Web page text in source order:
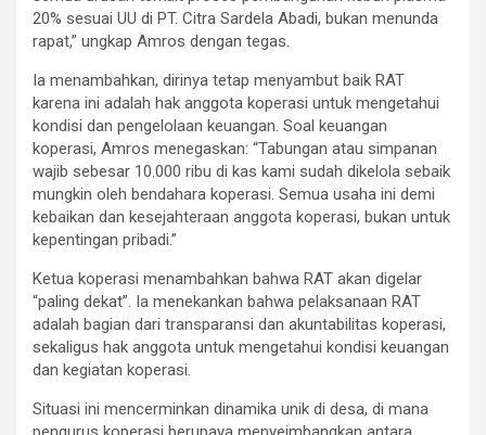
20% sesuai UU di PT. Citra Sardela Abadi, bukan menunda
rapat,” ungkap Amros dengan tegas.
Ia menambahkan, dirinya tetap menyambut baik RAT
karena ini adalah hak anggota koperasi untuk mengetahui
kondisi dan pengelolaan keuangan. Soal keuangan
koperasi, Amros menegaskan: “Tabungan atau simpanan
wajib sebesar 10.000 ribu di kas kami sudah dikelola sebaik
mungkin oleh bendahara koperasi. Semua usaha ini demi
kebaikan dan kesejahteraan anggota koperasi, bukan untuk
kepentingan pribadi.”
Ketua koperasi menambahkan bahwa RAT akan digelar
“paling dekat”. Ia menekankan bahwa pelaksanaan RAT
adalah bagian dari transparansi dan akuntabilitas koperasi,
sekaligus hak anggota untuk mengetahui kondisi keuangan
dan kegiatan koperasi.
Situasi ini mencerminkan dinamika unik di desa, di mana